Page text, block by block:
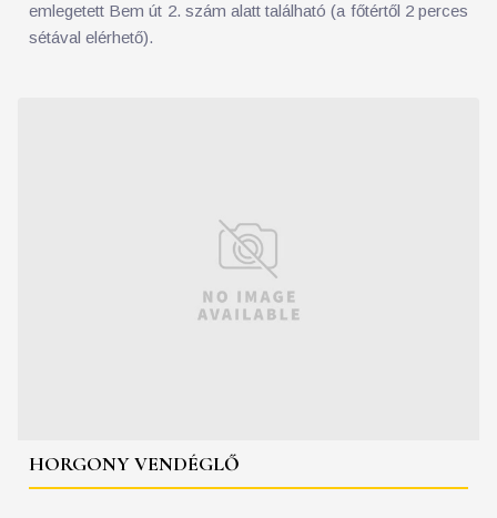
emlegetett Bem út 2. szám alatt található (a főtértől 2 perces
sétával elérhető).
HORGONY VENDÉGLŐ